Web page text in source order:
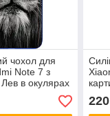
чохол для
Note 7 з
в окулярах
220